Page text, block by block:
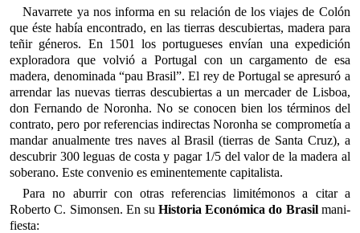
Navarrete ya nos informa en su relación de los viajes de Colón
que éste había encontrado, en las tierras descubiertas, madera para
teñir géneros. En 1501 los portugueses envían una expedición
exploradora que volvió a Portugal con un cargamento de esa
madera, denominada “pau Brasil”. El rey de Portugal se apresuró a
arrendar las nuevas tierras descubiertas a un mercader de Lisboa,
don Fernando de Noronha. No se conocen bien los términos del
contrato, pero por referencias indirectas Noronha se comprometía a
mandar anualmente tres naves al Brasil (tierras de Santa Cruz), a
descubrir 300 leguas de costa y pagar 1/5 del valor de la madera al
soberano. Este convenio es eminentemente capitalista.
Para no aburrir con otras referencias limitémonos a citar a
Roberto C. Simonsen. En suHistoria Económica do Brasil mani­
fiesta: